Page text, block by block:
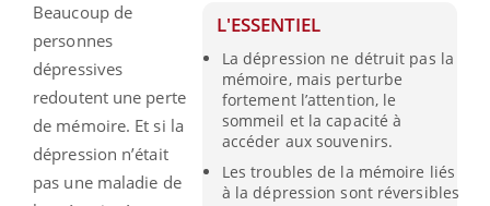
L'ESSENTIEL
La dépression ne détruit pas la
mémoire, mais perturbe
fortement l’attention, le
sommeil et la capacité à
accéder aux souvenirs.
Les troubles de la mémoire liés
à la dépression sont réversibles
Beaucoup de
personnes
dépressives
redoutent une perte
de mémoire. Et si la
dépression n’était
pas une maladie de